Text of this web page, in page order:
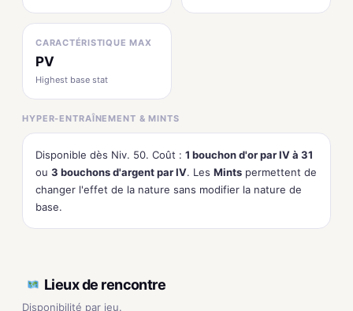
CARACTÉRISTIQUE MAX
PV
Highest base stat
HYPER-ENTRAÎNEMENT & MINTS
Disponible dès Niv. 50. Coût : 1 bouchon d'or par IV à 31
ou 3 bouchons d'argent par IV. Les Mints permettent de
changer l'effet de la nature sans modifier la nature de
base.
Lieux de rencontre
Disponibilité par jeu.